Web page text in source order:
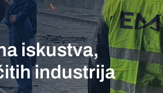
iskustva,
industrija